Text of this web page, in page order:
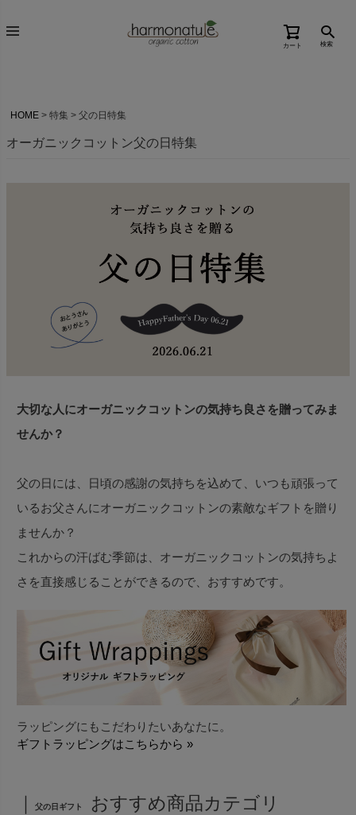
カート 検索
HOME 特集 父の日特集
オーガニックコットン父の日特集
大切な人にオーガニックコットンの気持ち良さを贈ってみま
せんか？
父の日には、日頃の感謝の気持ちを込めて、いつも頑張って
いるお父さんにオーガニックコットンの素敵なギフトを贈り
ませんか？
これからの汗ばむ季節は、オーガニックコットンの気持ちよ
さを直接感じることができるので、おすすめです。
ラッピングにもこだわりたいあなたに。
ギフトラッピングはこちらから »
父の日ギフト おすすめ商品カテゴリ